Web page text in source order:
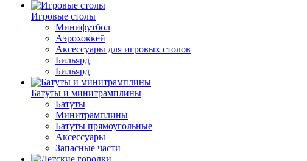
Игровые столы
Минифутбол
Аэрохоккей
Аксессуары для игровых столов
Бильяpд
Бильяpд
Батуты и минитрамплины
Батуты
Минитрамплины
Батуты прямоугольные
Аксессуары
Запасные части